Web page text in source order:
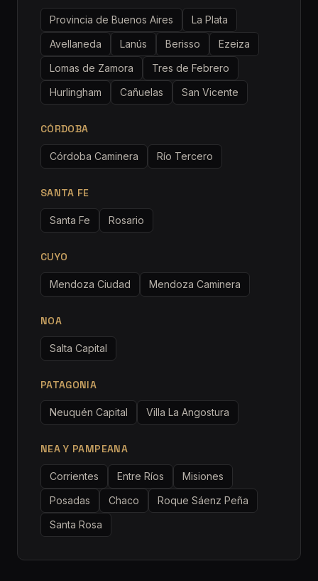
Provincia de Buenos Aires
La Plata
Avellaneda
Lanús Berisso
Ezeiza
Lomas de Zamora
Tres de Febrero
Hurlingham
Cañuelas San Vicente
CÓRDOBA
Córdoba Caminera Río Tercero
SANTA FE
Santa Fe Rosario
CUYO
Mendoza Ciudad Mendoza Caminera
NOA
Salta Capital
PATAGONIA
Neuquén Capital Villa La Angostura
NEA Y PAMPEANA
Corrientes Entre Ríos
Misiones
Posadas
Chaco
Roque Sáenz Peña
Santa Rosa